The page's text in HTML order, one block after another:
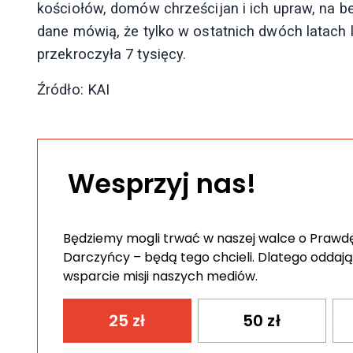
kościołów, domów chrześcijan i ich upraw, na
dane mówią, że tylko w ostatnich dwóch
przekroczyła 7 tysięcy.
Źródło: KAI
Wesprzyj nas!
Będziemy mogli trwać w naszej walce o
Darczyńcy – będą tego chcieli. Dlatego
wsparcie misji naszych mediów.
25 zł 50 zł